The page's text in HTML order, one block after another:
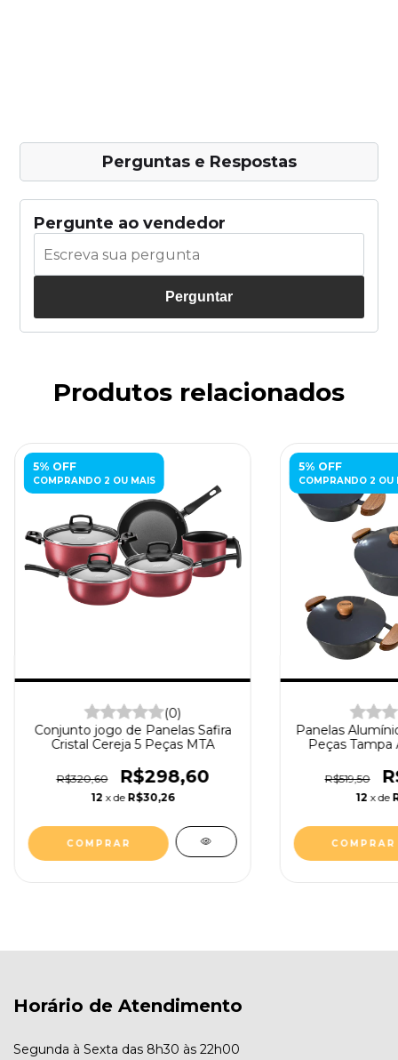
Perguntas e Respostas
Pergunte ao vendedor
Perguntar
Produtos relacionados
5% OFF
COMPRANDO 2 OU MAIS
(0)
Conjunto jogo de Panelas Safira
Cristal Cereja 5 Peças MTA
R$320,60 R$298,60
12 x de R$30,26
5% OFF
COMPRANDO 2 OU
Panelas
Peças
R$519,50
12 x de
Horário de Atendimento
Segunda à Sexta das 8h30 às 22h00